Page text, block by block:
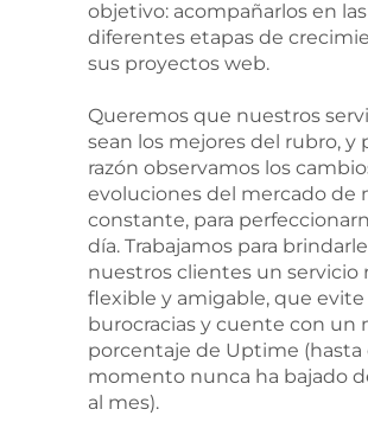
objetivo: acompañarlos en las
diferentes etapas de
sus proyectos web.
Queremos que nuestros
sean los mejores del rubro, y
razón observamos los
evoluciones del mercado de
constante, para
día. Trabajamos para
nuestros clientes un servicio
flexible y amigable, que evite
burocracias y cuente con un
porcentaje de Uptime (hasta
momento nunca ha bajado
al mes).